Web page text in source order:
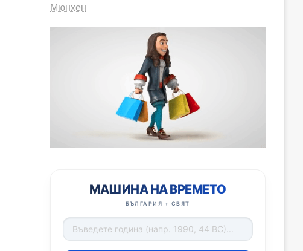
Мюнхен
МАШИНА НА ВРЕМЕТО
БЪЛГАРИЯ + СВЯТ